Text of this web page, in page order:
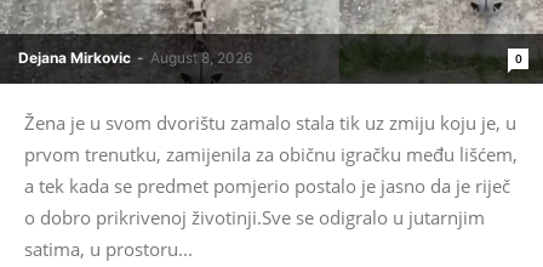
Dejana Mirkovic - August 8, 2026 0
Žena je u svom dvorištu zamalo stala tik uz zmiju koju je, u
prvom trenutku, zamijenila za običnu igračku među lišćem,
a tek kada se predmet pomjerio postalo je jasno da je riječ
o dobro prikrivenoj životinji.Sve se odigralo u jutarnjim
satima, u prostoru...